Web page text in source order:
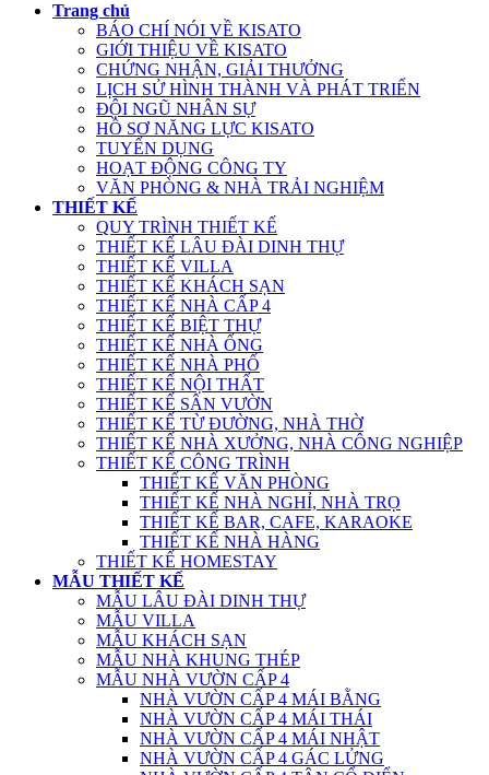
Trang chủ
BÁO CHÍ NÓI VỀ KISATO
GIỚI THIỆU VỀ KISATO
CHỨNG NHẬN, GIẢI THƯỞNG
LỊCH SỬ HÌNH THÀNH VÀ PHÁT TRIỂN
ĐỘI NGŨ NHÂN SỰ
HỒ SƠ NĂNG LỰC KISATO
TUYỂN DỤNG
HOẠT ĐỘNG CÔNG TY
VĂN PHÒNG & NHÀ TRẢI NGHIỆM
THIẾT KẾ
QUY TRÌNH THIẾT KẾ
THIẾT KẾ LÂU ĐÀI DINH THỰ
THIẾT KẾ VILLA
THIẾT KẾ KHÁCH SẠN
THIẾT KẾ NHÀ CẤP 4
THIẾT KẾ BIỆT THỰ
THIẾT KẾ NHÀ ỐNG
THIẾT KẾ NHÀ PHỐ
THIẾT KẾ NỘI THẤT
THIẾT KẾ SÂN VƯỜN
THIẾT KẾ TỪ ĐƯỜNG, NHÀ THỜ
THIẾT KẾ NHÀ XƯỞNG, NHÀ CÔNG NGHIỆP
THIẾT KẾ CÔNG TRÌNH
THIẾT KẾ VĂN PHÒNG
THIẾT KẾ NHÀ NGHỈ, NHÀ TRỌ
THIẾT KẾ BAR, CAFE, KARAOKE
THIẾT KẾ NHÀ HÀNG
THIẾT KẾ HOMESTAY
MẪU THIẾT KẾ
MẪU LÂU ĐÀI DINH THỰ
MẪU VILLA
MẪU KHÁCH SẠN
MẪU NHÀ KHUNG THÉP
MẪU NHÀ VƯỜN CẤP 4
NHÀ VƯỜN CẤP 4 MÁI BẰNG
NHÀ VƯỜN CẤP 4 MÁI THÁI
NHÀ VƯỜN CẤP 4 MÁI NHẬT
NHÀ VƯỜN CẤP 4 GÁC LỬNG